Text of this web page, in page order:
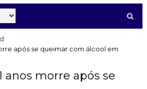
após se queimar com álcool em
anos morre após se